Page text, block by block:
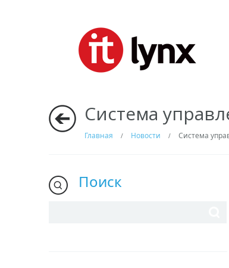
Система
Главная / Новости / Система
Поиск